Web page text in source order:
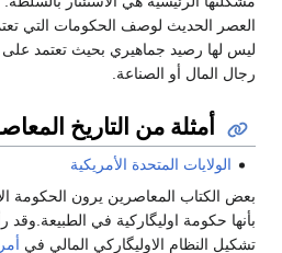
العصر الحديث لوصف الحكومات التي
ليس لها رصيد جماهيري بحيث تعتمد على
رجال المال أو الصناعة.
أمثلة من التاريخ
الولايات المتحدة الأمريكية
بعض الكتاب المعاصرين يرون الحكومة
بأنها حكومة اوليگاركية في الطبيعة.وقد
تشكيل النظام الاوليگاركي المالي في